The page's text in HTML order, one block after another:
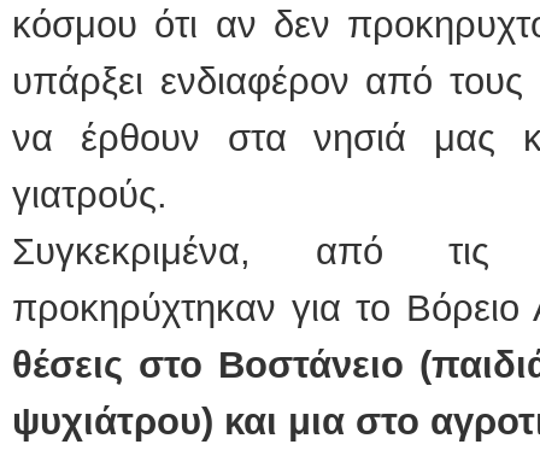
κόσμου ότι αν δεν
υπάρξει ενδιαφέρον από τους
να έρθουν στα νησιά μας
γιατρούς.
Συγκεκριμένα, από
προκηρύχτηκαν για το Βόρειο
θέσεις στο Βοστάνειο
ψυχιάτρου) και μια στο